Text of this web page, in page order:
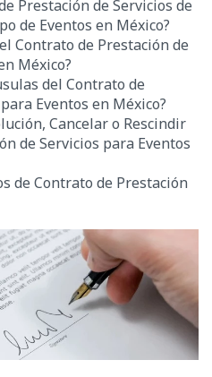
Prestación de Servicios de
de Eventos en México?
Contrato de Prestación de
México?
del Contrato de
Eventos en México?
Cancelar o Rescindir
de Servicios para Eventos
de Contrato de Prestación